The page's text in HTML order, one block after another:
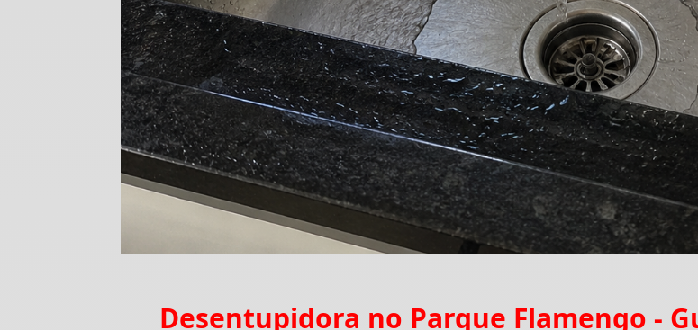
Desentupidora no Parque Flamengo -